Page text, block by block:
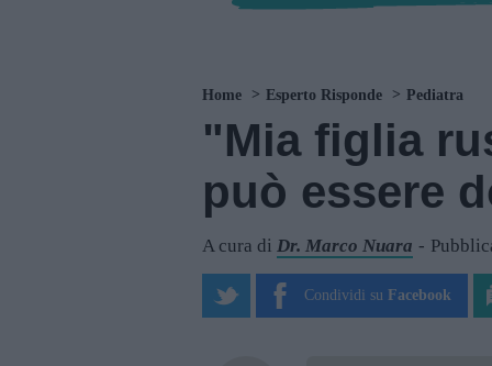
Home Esperto Risponde Pediatra
"Mia figlia
può essere
A cura di Dr. Marco Nuara
Condividi su Facebook